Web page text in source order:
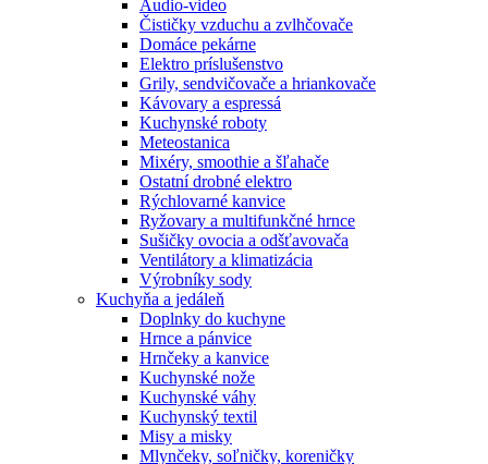
Audio-video
Čističky vzduchu a zvlhčovače
Domáce pekárne
Elektro príslušenstvo
Grily, sendvičovače a hriankovače
Kávovary a espressá
Kuchynské roboty
Meteostanica
Mixéry, smoothie a šľahače
Ostatní drobné elektro
Rýchlovarné kanvice
Ryžovary a multifunkčné hrnce
Sušičky ovocia a odšťavovača
Ventilátory a klimatizácia
Výrobníky sody
Kuchyňa a jedáleň
Doplnky do kuchyne
Hrnce a pánvice
Hrnčeky a kanvice
Kuchynské nože
Kuchynské váhy
Kuchynský textil
Misy a misky
Mlynčeky, soľničky, koreničky